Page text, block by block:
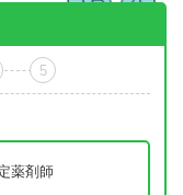
5
薬剤師